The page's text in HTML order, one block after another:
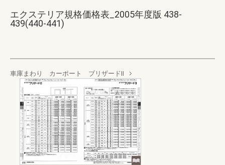
エクステリア規格価格表_2005年度版 438-
439(440-441)
車庫まわり カーポート ブリザードⅡ